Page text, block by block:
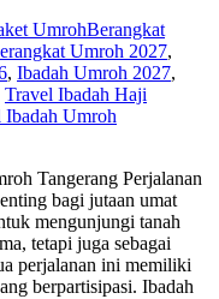
UmrohBerangkat
Umroh 2027,
, Ibadah Umroh 2027,
Travel Ibadah Haji
Ibadah Umroh
Tangerang Perjalanan
bagi jutaan umat
mengunjungi tanah
tetapi juga sebagai
perjalanan ini memiliki
berpartisipasi. Ibadah